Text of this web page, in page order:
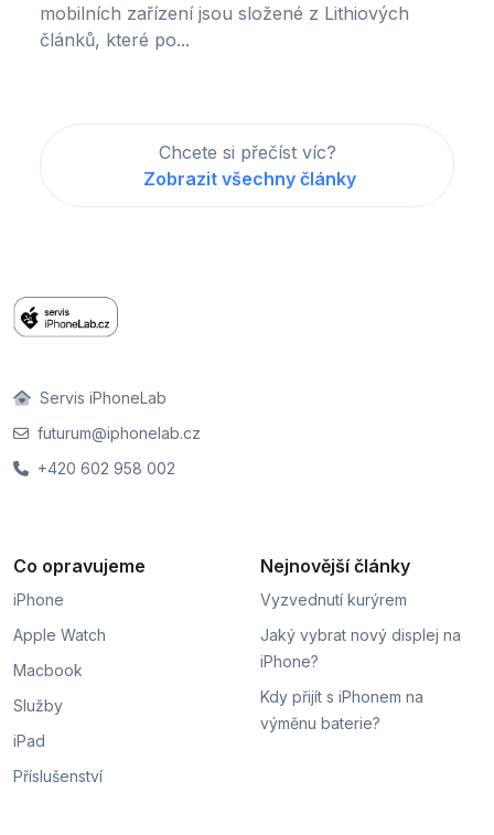
mobilních zařízení jsou složené z Lithiových
článků, které po...
Chcete si přečíst víc?
Zobrazit všechny články
Servis iPhoneLab
futurum@iphonelab.cz
+420 602 958 002
Co opravujeme
iPhone
Apple Watch
Macbook
Služby
iPad
Příslušenství
Nejnovější články
Vyzvednutí kurýrem
Jaký vybrat nový displej na
iPhone?
Kdy přijít s iPhonem na
výměnu baterie?